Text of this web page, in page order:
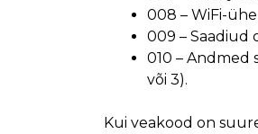
008 – WiFi-
009 – Saadiud
010 – Andmed
või 3).
Kui veakood on